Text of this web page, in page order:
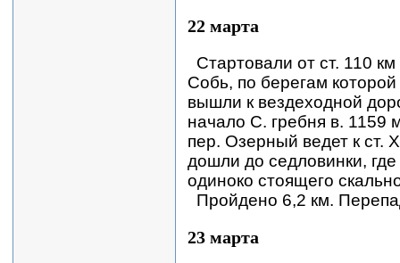
22 марта
Стартовали от ст. 110
Собь, по берегам которой
вышли к вездеходной
начало С. гребня в. 1159
пер. Озерный ведет к ст.
дошли до седловинки,
одиноко стоящего
Пройдено 6,2 км.
23 марта